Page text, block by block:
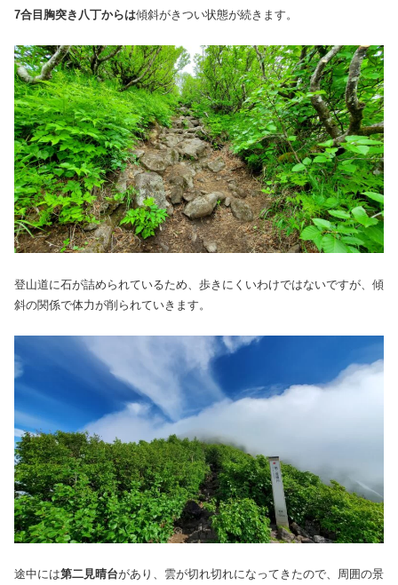
7合目胸突き八丁からは傾斜がきつい状態が続きます。
登山道に石が詰められているため、歩きにくいわけではないですが、傾
斜の関係で体力が削られていきます。
途中には第二見晴台があり、雲が切れ切れになってきたので、周囲の景